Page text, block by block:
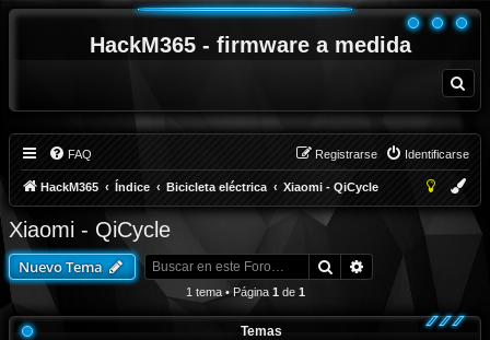
HackM365 - firmware a medida
u
FAQ Identificarse
Registrarse
HackM365 Índice Bicicleta eléctrica Xiaomi - QiCycle
Xiaomi - QiCycle
Nuevo Tema Buscar
1 tema • Página 1 de 1
Temas